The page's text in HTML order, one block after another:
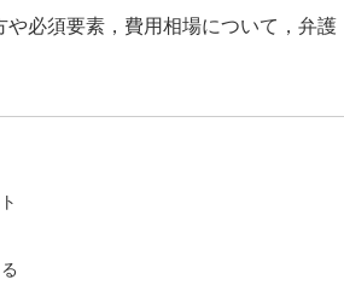
必須要素，費用相場について，弁護